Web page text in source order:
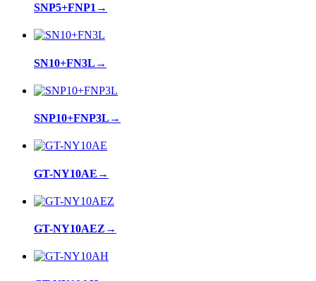
SNP5+FNP1 →
SN10+FN3L →
SNP10+FNP3L →
GT-NY10AE →
GT-NY10AEZ →